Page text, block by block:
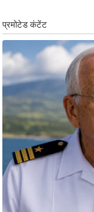
ला
स्टा
इ
ल
टे
क्नॉ
लॉ
जी
ब्यू
टी